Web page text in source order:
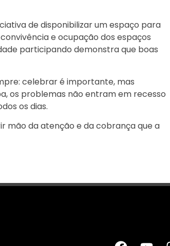
de disponibilizar um espaço para
e ocupação dos espaços
participando demonstra que boas
celebrar é importante, mas
os problemas não entram em recesso
os dias.
mão da atenção e da cobrança que a